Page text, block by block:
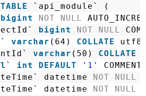
TABLE
`api_module` (
bigint NOT NULL
bigint NOT NULL
` varchar (64) COLLATE
varchar (50) COLLATE
` int DEFAULT '1'
datetime
NOT NULL
datetime
NOT NULL